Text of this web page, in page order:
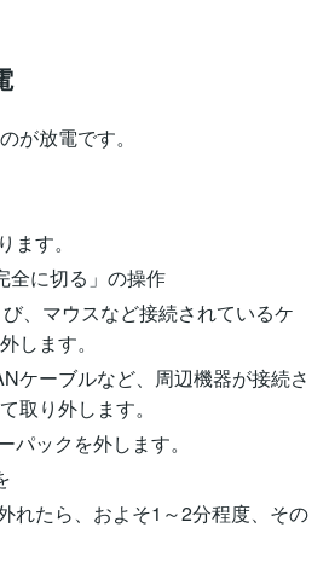
が放電です。
す。
全に切る」の操作
、マウスなど接続されているケ
します。
ケーブルなど、周辺機器が接続さ
取り外します。
パックを外します。
れたら、およそ1～2分程度、その